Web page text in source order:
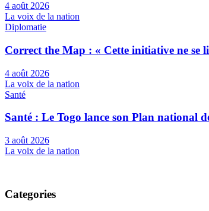
4 août 2026
La voix de la nation
Diplomatie
Correct the Map : « Cette initiative ne se
4 août 2026
La voix de la nation
Santé
Santé : Le Togo lance son Plan national
3 août 2026
La voix de la nation
Categories